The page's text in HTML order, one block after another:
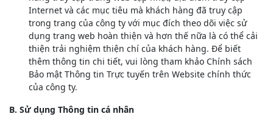
Internet và các mục tiêu mà khách hàng đã truy cập
trong trang của công ty với mục đích theo dõi việc sử
dụng trang web hoàn thiện và hơn thế nữa là có thể cải
thiện trải nghiệm thiện chí của khách hàng. Để biết
thêm thông tin chi tiết, vui lòng tham khảo Chính sách
Bảo mật Thông tin Trực tuyến trên Website chính thức
của công ty.
B. Sử dụng Thông tin cá nhân